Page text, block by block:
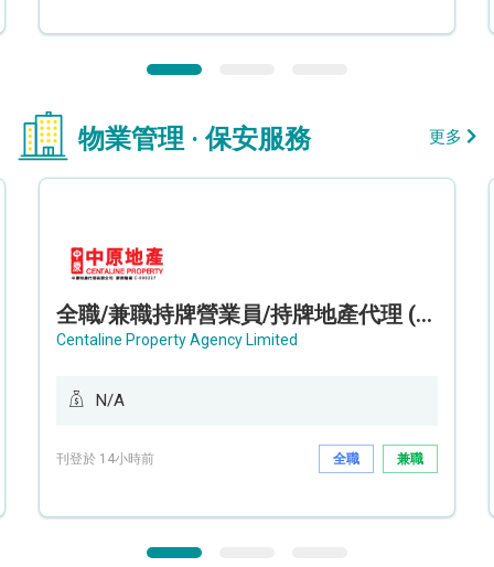
物業管理 · 保安服務 更多
全職/兼職持牌營業員/持牌地產代理 (長沙灣/將軍澳/油塘)
Centaline Property Agency Limited
N/A
刊登於 14小時前 全職 兼職